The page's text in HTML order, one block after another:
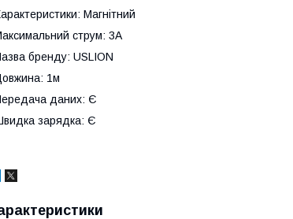
Магнітний
струм: 3A
бренду: USLION
1м
даних: Є
зарядка: Є